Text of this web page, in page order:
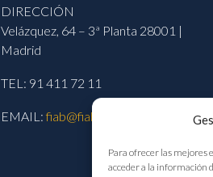
Para ofrecer las mejores
acceder a la información
DIRECCIÓN
Velázquez, 64 – 3ª Planta 28001 |
Madrid
TEL: 91 411 72 11
EMAIL:fiab@fiab.es